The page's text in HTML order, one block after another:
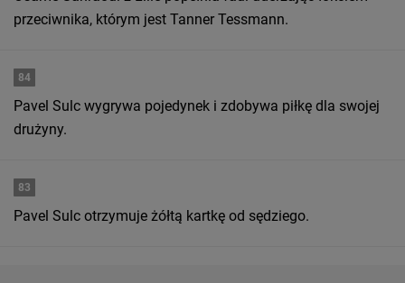
przeciwnika, którym jest Tanner Tessmann.
84
Pavel Sulc wygrywa pojedynek i zdobywa piłkę dla swojej
drużyny.
83
Pavel Sulc otrzymuje żółtą kartkę od sędziego.